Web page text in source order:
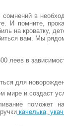
в
И помните,
на кроватку,
вам. Мы
леев в
для
мире и создаст
поможет
качелька,